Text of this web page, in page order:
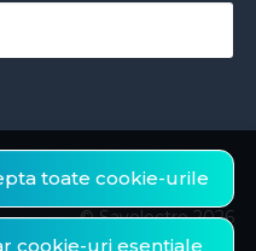
toate cookie-urile
cookie-uri esentiale
© Savelectro 2026
creat cu MerchantPro